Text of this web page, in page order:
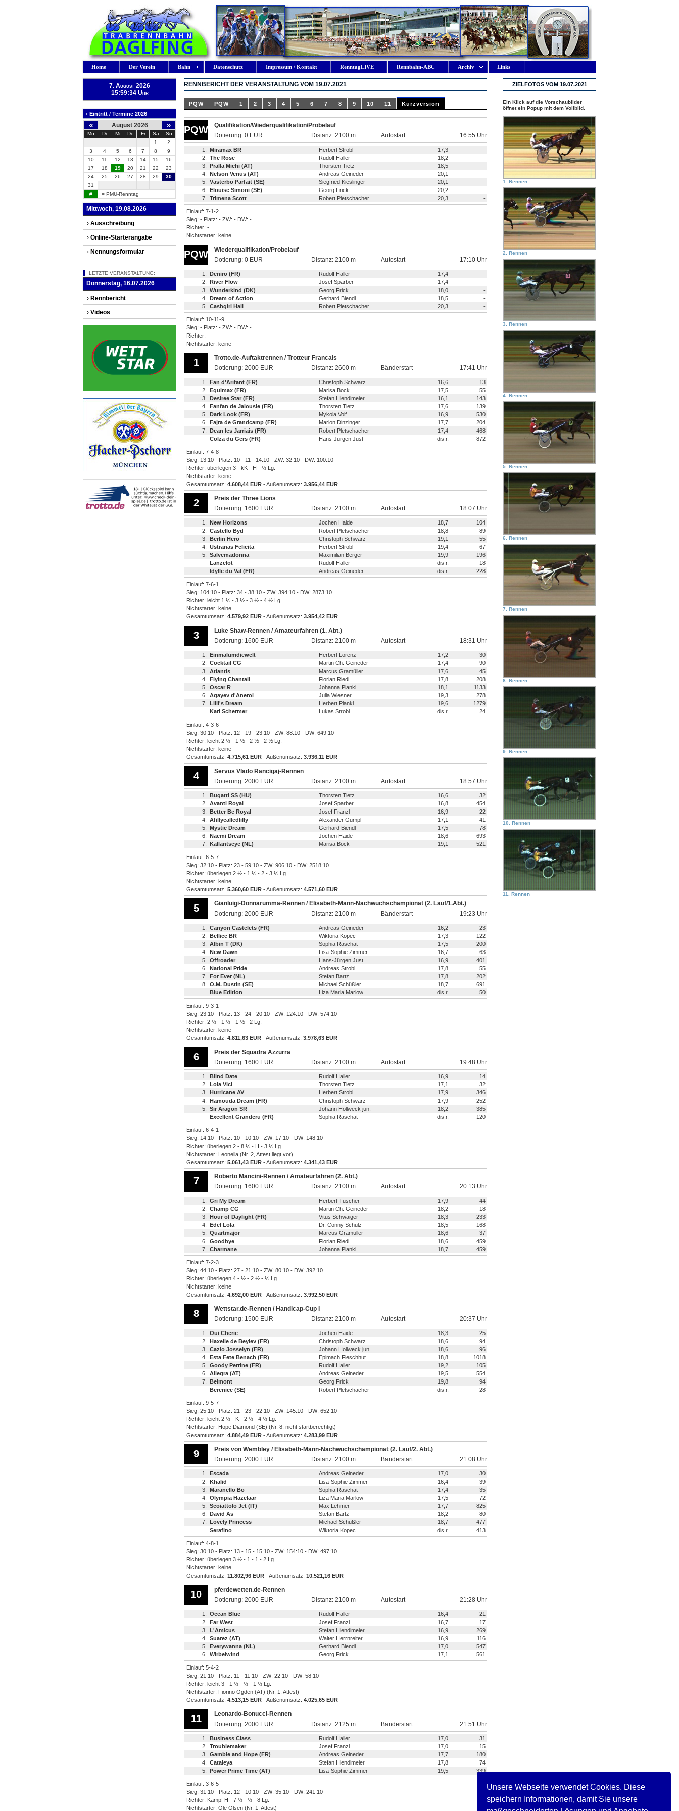
Unsere Webseite verwendet Cookies. Diese
speichern Informationen, damit Sie unsere
Home Der Verein Bahn Datenschutz Impressum / Kontakt RenntagLIVE Rennbahn-ABC Archiv Links
7. August 2026
15:59:34 Uhr
› Eintritt / Termine 2026
« August 2026 »
Mo Di Mi Do Fr Sa
So
1
2
3
4 5 6 7 8
9
10
11 12 13 14 15
16
17
18 19 20 21 22
23
24
25 26 27 28 29
30
31
#
= PMU-Renntag
Mittwoch, 19.08.2026
› Ausschreibung
› Online-Starterangabe
› Nennungsformular
LETZTE VERANSTALTUNG:
Donnerstag, 16.07.2026
› Rennbericht
› Videos
RENNBERICHT DER VERANSTALTUNG VOM 19.07.2021
PQW PQW 1 2 3 4 5 6 7 8 9 10 11 Kurzversion
PQW
Qualifikation/Wiederqualifikation/Probelauf
Dotierung: 0 EUR
Distanz: 2100 m Autostart 16:55 Uhr
1. Miramax BR Herbert Strobl 17,3
-
2.
The Rose Rudolf Haller 18,2
-
3.
Pralla Michi (AT) Thorsten Tietz 18,5
-
4.
Nelson Venus (AT) Andreas Geineder 20,1
-
5.
Västerbo Parfait (SE) Siegfried Kieslinger 20,1
-
6.
Elouise Simoni (SE) Georg Frick 20,2
-
7.
Trimena Scott Robert Pletschacher 20,3 -
Einlauf: 7-1-2
Sieg: - Platz: - ZW: - DW: -
Richter: -
Nichtstarter: keine
PQW
Wiederqualifikation/Probelauf
Dotierung: 0 EUR
Distanz: 2100 m Autostart 17:10 Uhr
1. Deniro (FR) Rudolf Haller 17,4
-
2.
River Flow Josef Sparber 17,4
-
3.
Wunderkind (DK) Georg Frick 18,0
-
4.
Dream of Action Gerhard Biendl 18,5
-
5.
Cashgirl Hall Robert Pletschacher 20,3 -
Einlauf: 10-11-9
Sieg: - Platz: - ZW: - DW: -
Richter: -
Nichtstarter: keine
1
Trotto.de-Auftaktrennen / Trotteur Francais
Dotierung: 2000 EUR
Distanz: 2600 m Bänderstart 17:41 Uhr
1. Fan d'Arifant (FR) Christoph Schwarz 16,6
13
2.
Equimax (FR) Marisa Bock 17,5
55
3.
Desiree Star (FR) Stefan Hiendlmeier 16,1
143
4.
Fanfan de Jalousie (FR) Thorsten Tietz 17,6
139
5.
Dark Look (FR) Mykola Volf 16,9
530
6.
Fajra de Grandcamp (FR) Marion Dinzinger 17,7
204
7.
Dean les Jarriais (FR) Robert Pletschacher 17,4
468
Colza du Gers (FR)
Hans-Jürgen Just dis.r. 872
Einlauf: 7-4-8
Sieg: 13:10 - Platz: 10 - 11 - 14:10 - ZW: 32:10 - DW: 100:10
Richter: überlegen 3 - kK - H - ½ Lg.
Nichtstarter: keine
Gesamtumsatz: 4.608,44 EUR - Außenumsatz: 3.956,44 EUR
2
Preis der Three Lions
Dotierung: 1600 EUR
Distanz: 2100 m Autostart 18:07 Uhr
1. New Horizons Jochen Haide 18,7
104
2.
Castello Byd Robert Pletschacher 18,8
89
3.
Berlin Hero Christoph Schwarz 19,1
55
4.
Ustranas Felicita Herbert Strobl 19,4
67
5.
Salvemadonna Maximilian Berger 19,9
196
Lanzelot
Rudolf Haller dis.r.
18
Idylle du Val (FR)
Andreas Geineder dis.r. 228
Einlauf: 7-6-1
Sieg: 104:10 - Platz: 34 - 38:10 - ZW: 394:10 - DW: 2873:10
Richter: leicht 1 ½ - 3 ½ - 3 ½ - 4 ½ Lg.
Nichtstarter: keine
Gesamtumsatz: 4.579,92 EUR - Außenumsatz: 3.954,42 EUR
3
Luke Shaw-Rennen / Amateurfahren (1. Abt.)
Dotierung: 1600 EUR
Distanz: 2100 m Autostart 18:31 Uhr
1. Einmalumdiewelt Herbert Lorenz 17,2
30
2.
Cocktail CG Martin Ch. Geineder 17,4
90
3.
Atlantis Marcus Gramüller 17,6
45
4.
Flying Chantall Florian Riedl 17,8
208
5.
Oscar R Johanna Plankl 18,1
1133
6.
Agayev d'Anerol Julia Wiesner 19,3
278
7.
Lilli's Dream Herbert Plankl 19,6
1279
Karl Schermer
Lukas Strobl dis.r. 24
Einlauf: 4-3-6
Sieg: 30:10 - Platz: 12 - 19 - 23:10 - ZW: 88:10 - DW: 649:10
Richter: leicht 2 ½ - 1 ½ - 2 ½ - 2 ½ Lg.
Nichtstarter: keine
Gesamtumsatz: 4.715,61 EUR - Außenumsatz: 3.936,11 EUR
4
Servus Vlado Rancigaj-Rennen
Dotierung: 2000 EUR
Distanz: 2100 m Autostart 18:57 Uhr
1. Bugatti SS (HU) Thorsten Tietz 16,6
32
2.
Avanti Royal Josef Sparber 16,8
454
3.
Better Be Royal Josef Franzl 16,9
22
4.
Afillycalledlilly Alexander Gumpl 17,1
41
5.
Mystic Dream Gerhard Biendl 17,5
78
6.
Naemi Dream Jochen Haide 18,6
693
7.
Kallantseye (NL) Marisa Bock 19,1 521
Einlauf: 6-5-7
Sieg: 32:10 - Platz: 23 - 59:10 - ZW: 906:10 - DW: 2518:10
Richter: überlegen 2 ½ - 1 ½ - 2 - 3 ½ Lg.
Nichtstarter: keine
Gesamtumsatz: 5.360,60 EUR - Außenumsatz: 4.571,60 EUR
5
Gianluigi-Donnarumma-Rennen / Elisabeth-Mann-Nachwuchschampionat (2. Lauf/1.Abt.)
Dotierung: 2000 EUR
Distanz: 2100 m Bänderstart 19:23 Uhr
1. Canyon Castelets (FR) Andreas Geineder 16,2
23
2.
Bellice BR Wiktoria Kopec 17,3
122
3.
Albin T (DK) Sophia Raschat 17,5
200
4.
New Dawn Lisa-Sophie Zimmer 16,7
63
5.
Offroader Hans-Jürgen Just 16,9
401
6.
National Pride Andreas Strobl 17,8
55
7.
For Ever (NL) Stefan Bartz 17,8
202
8.
O.M. Dustin (SE) Michael Schüßler 18,7
691
Blue Edition
Liza Maria Marlow dis.r. 50
Einlauf: 9-3-1
Sieg: 23:10 - Platz: 13 - 24 - 20:10 - ZW: 124:10 - DW: 574:10
Richter: 2 ½ - 1 ½ - 1 ½ - 2 Lg.
Nichtstarter: keine
Gesamtumsatz: 4.811,63 EUR - Außenumsatz: 3.978,63 EUR
6
Preis der Squadra Azzurra
Dotierung: 1600 EUR
Distanz: 2100 m Autostart 19:48 Uhr
1. Blind Date Rudolf Haller 16,9
14
2.
Lola Vici Thorsten Tietz 17,1
32
3.
Hurricane AV Herbert Strobl 17,9
346
4.
Hamouda Dream (FR) Christoph Schwarz 17,9
252
5.
Sir Aragon SR Johann Hollweck jun. 18,2
385
Excellent Grandcru (FR)
Sophia Raschat dis.r. 120
Einlauf: 6-4-1
Sieg: 14:10 - Platz: 10 - 10:10 - ZW: 17:10 - DW: 148:10
Richter: überlegen 2 - 8 ½ - H - 3 ½ Lg.
Nichtstarter: Leonella (Nr. 2, Attest liegt vor)
Gesamtumsatz: 5.061,43 EUR - Außenumsatz: 4.341,43 EUR
7
Roberto Mancini-Rennen / Amateurfahren (2. Abt.)
Dotierung: 1600 EUR
Distanz: 2100 m Autostart 20:13 Uhr
1. Gri My Dream Herbert Tuscher 17,9
44
2.
Champ CG Martin Ch. Geineder 18,2
18
3.
Hour of Daylight (FR) Vitus Schwaiger 18,3
233
4.
Edel Lola Dr. Conny Schulz 18,5
168
5.
Quartmajor Marcus Gramüller 18,6
37
6.
Goodbye Florian Riedl 18,6
459
7.
Charmane Johanna Plankl 18,7 459
Einlauf: 7-2-3
Sieg: 44:10 - Platz: 27 - 21:10 - ZW: 80:10 - DW: 392:10
Richter: überlegen 4 - ½ - 2 ½ - ½ Lg.
Nichtstarter: keine
Gesamtumsatz: 4.692,00 EUR - Außenumsatz: 3.992,50 EUR
8
Wettstar.de-Rennen / Handicap-Cup I
Dotierung: 1500 EUR
Distanz: 2100 m Autostart 20:37 Uhr
1. Oui Cherie Jochen Haide 18,3
25
2.
Haxelle de Beylev (FR) Christoph Schwarz 18,6
94
3.
Cazio Josselyn (FR) Johann Hollweck jun. 18,6
96
4.
Esta Fete Benach (FR) Epimach Fleschhut 18,8
1018
5.
Goody Perrine (FR) Rudolf Haller 19,2
105
6.
Allegra (AT) Andreas Geineder 19,5
554
7.
Belmont Georg Frick 19,8
94
Berenice (SE)
Robert Pletschacher dis.r. 28
Einlauf: 9-5-7
Sieg: 25:10 - Platz: 21 - 23 - 22:10 - ZW: 145:10 - DW: 652:10
Richter: leicht 2 ½ - K - 2 ½ - 4 ½ Lg.
Nichtstarter: Hope Diamond (SE) (Nr. 8, nicht startberechtigt)
Gesamtumsatz: 4.884,49 EUR - Außenumsatz: 4.283,99 EUR
9
Preis von Wembley / Elisabeth-Mann-Nachwuchschampionat (2. Lauf/2. Abt.)
Dotierung: 2000 EUR
Distanz: 2100 m Bänderstart 21:08 Uhr
1. Escada Andreas Geineder 17,0
30
2.
Khalid Lisa-Sophie Zimmer 16,4
39
3.
Maranello Bo Sophia Raschat 17,4
35
4.
Olympia Hazelaar Liza Maria Marlow 17,5
72
5.
Scoiattolo Jet (IT) Max Lehmer 17,7
825
6.
David As Stefan Bartz 18,2
80
7.
Lovely Princess Michael Schüßler 18,7
477
Serafino
Wiktoria Kopec dis.r. 413
Einlauf: 4-8-1
Sieg: 30:10 - Platz: 13 - 15 - 15:10 - ZW: 154:10 - DW: 497:10
Richter: überlegen 3 ½ - 1 - 1 - 2 Lg.
Nichtstarter: keine
Gesamtumsatz: 11.802,96 EUR - Außenumsatz: 10.521,16 EUR
10
pferdewetten.de-Rennen
Dotierung: 2000 EUR
Distanz: 2100 m Autostart 21:28 Uhr
1. Ocean Blue Rudolf Haller 16,4
21
2.
Far West Josef Franzl 16,7
17
3.
L'Amicus Stefan Hiendlmeier 16,9
269
4.
Suarez (AT) Walter Herrnreiter 16,9
116
5.
Everywanna (NL) Gerhard Biendl 17,0
547
6.
Wirbelwind Georg Frick 17,1 561
Einlauf: 5-4-2
Sieg: 21:10 - Platz: 11 - 11:10 - ZW: 22:10 - DW: 58:10
Richter: leicht 3 - 1 ½ - ½ - 1 ½ Lg.
Nichtstarter: Fiorino Ogden (AT) (Nr. 1, Attest)
Gesamtumsatz: 4.513,15 EUR - Außenumsatz: 4.025,65 EUR
11
Leonardo-Bonucci-Rennen
Dotierung: 2000 EUR
Distanz: 2125 m Bänderstart 21:51 Uhr
1. Business Class Rudolf Haller 17,0
31
2.
Troublemaker Josef Franzl 17,0
15
3.
Gamble and Hope (FR) Andreas Geineder 17,7
180
4.
Cataleya Stefan Hiendlmeier 17,8
74
5.
Power Prime Time (AT) Lisa-Sophie Zimmer 19,5 339
Einlauf: 3-6-5
Sieg: 31:10 - Platz: 12 - 10:10 - ZW: 35:10 - DW: 241:10
Richter: Kampf H - 7 ½ - ½ - 8 Lg.
Nichtstarter: Ole Olsen (Nr. 1, Attest)
ZIELFOTOS VOM 19.07.2021
Ein Klick auf die Vorschaubilder
öffnet ein Popup mit dem Vollbild.
1. Rennen
2. Rennen
3. Rennen
4. Rennen
5. Rennen
6. Rennen
7. Rennen
8. Rennen
9. Rennen
10. Rennen
11. Rennen